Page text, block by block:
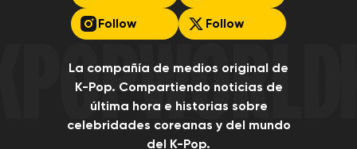
La compañía de medios original de
K-Pop. Compartiendo noticias de
última hora e historias sobre
celebridades coreanas y del mundo
del K-Pop.
Follow Follow